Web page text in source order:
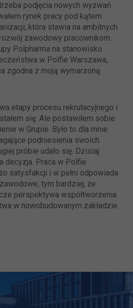
podjęcia nowych wyzwań
rynek pracy pod kątem
która stawia na ambitnych
zawodowy pracownikom.
Polpharma na stanowisko
w Polfie Warszawa,
zgodna z moją wymarzoną
etapy procesu rekrutacyjnego i
się. Ale postawiłem sobie
w Grupie. Było to dla mnie
podniesienia swoich
próbie udało się. Dzisiaj
decyzja. Praca w Polfie
satysfakcji i w pełni odpowiada
tym bardziej, że
perspektywa współtworzenia
w nowobudowanym zakładzie